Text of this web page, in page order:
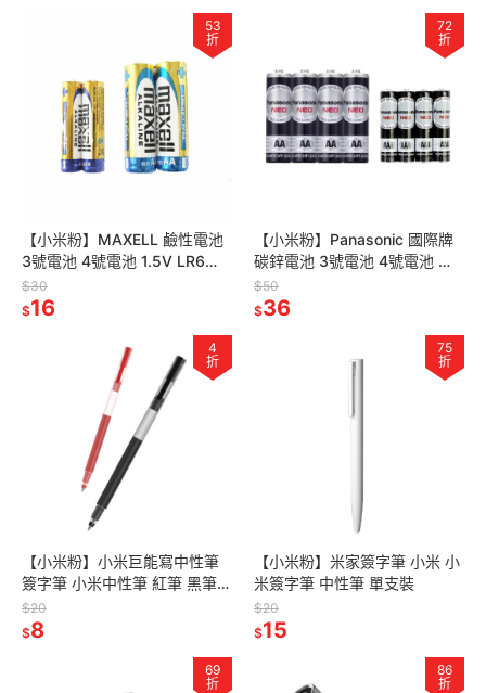
53
折
【小米粉】MAXELL 鹼性電池
3號電池 4號電池 1.5V LR6
LR03 遙控器電池 手電筒電池
$30
$16
72
折
【小米粉】Panasonic 國際牌
碳鋅電池 3號電池 4號電池 普
通電池 乾電池 三號電池 四號電
池 AA AAA
$50
$36
4
折
【小米粉】小米巨能寫中性筆
簽字筆 小米中性筆 紅筆 黑筆
原子筆 磨砂筆桿 小米筆 米家簽
字筆
$20
$8
75
折
【小米粉】米家簽字筆 小米 小
米簽字筆 中性筆 單支裝
$20
$15
69
折
86
折